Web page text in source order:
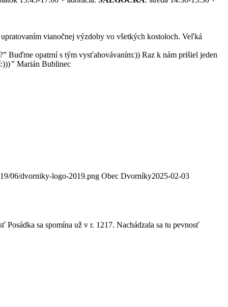
vianočnej výzdoby vo všetkých kostoloch. Veľká
Buďme opatrní s tým vysťahovávaním:)) Raz k nám prišiel jeden
” Marián Bublinec
06/dvorniky-logo-2019.png Obec Dvorníky2025-02-03
sa spomína už v r. 1217. Nachádzala sa tu pevnosť